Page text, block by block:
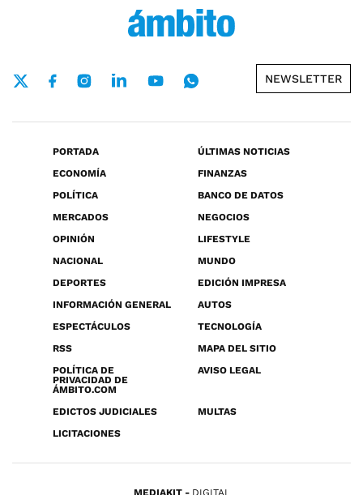
NEWSLETTER
PORTADA
ÚLTIMAS NOTICIAS
ECONOMÍA
FINANZAS
POLÍTICA
BANCO DE DATOS
MERCADOS
NEGOCIOS
OPINIÓN
LIFESTYLE
NACIONAL
MUNDO
DEPORTES
EDICIÓN IMPRESA
INFORMACIÓN GENERAL
AUTOS
ESPECTÁCULOS
TECNOLOGÍA
RSS
MAPA DEL SITIO
POLÍTICA DE
PRIVACIDAD DE
ÁMBITO.COM
AVISO LEGAL
EDICTOS JUDICIALES
MULTAS
LICITACIONES